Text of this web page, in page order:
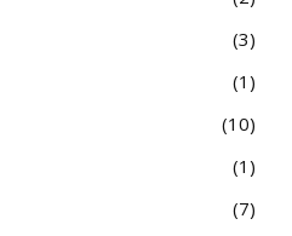
3
1
10
1
7